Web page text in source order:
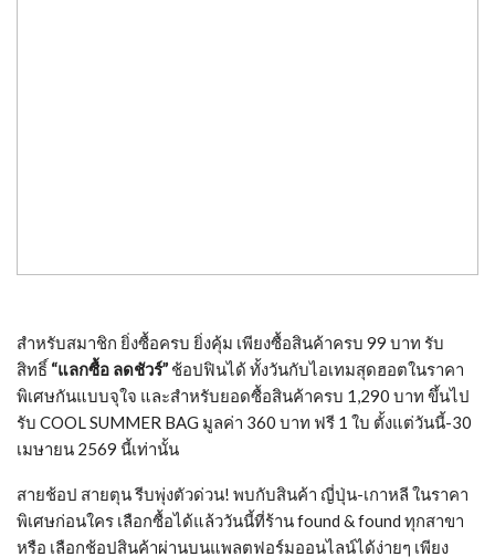
สำหรับสมาชิก ยิ่งซื้อครบ ยิ่งคุ้ม เพียงซื้อสินค้าครบ 99 บาท รับ
สิทธิ์ “แลกซื้อ ลดชัวร์” ช้อปฟินได้ ทั้งวันกับไอเทมสุดฮอตในราคา
พิเศษกันแบบจุใจ และสำหรับยอดซื้อสินค้าครบ 1,290 บาท ขึ้นไป
รับ COOL SUMMER BAG มูลค่า 360 บาท ฟรี 1 ใบ ตั้งแต่วันนี้-30
เมษายน 2569 นี้เท่านั้น
สายช้อป สายตุน รีบพุ่งตัวด่วน! พบกับสินค้า ญี่ปุ่น-เกาหลี ในราคา
พิเศษก่อนใคร เลือกซื้อได้แล้ววันนี้ที่ร้าน found & found ทุกสาขา
หรือ เลือกช้อปสินค้าผ่านบนแพลตฟอร์มออนไลน์ได้ง่ายๆ เพียง